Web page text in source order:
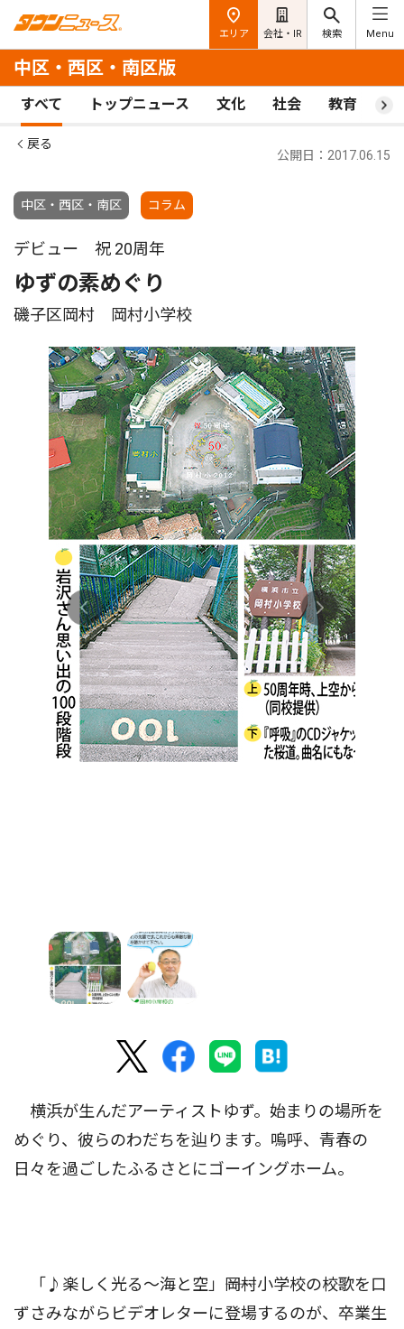
エリア 会社・IR 検索 Menu
中区・西区・南区版
すべて トップニュース 文化 社会 教育 ス
戻る
中区・西区・南区 コラム
公開日：2017.06.15
デビュー 祝 20周年
ゆずの素めぐり
磯子区岡村 岡村小学校
横浜が生んだアーティストゆず。始まりの場所を
めぐり、彼らのわだちを辿ります。嗚呼、青春の
日々を過ごしたふるさとにゴーイングホーム。
「♪楽しく光る〜海と空」――岡村小学校の校歌を口
ずさみながらビデオレターに登場するのが、卒業生